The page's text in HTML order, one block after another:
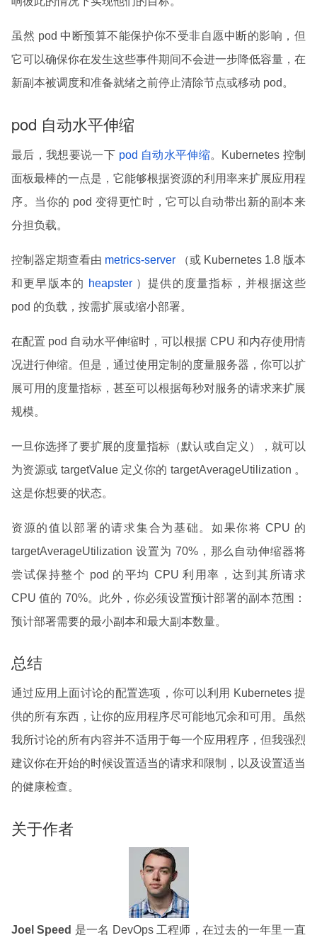
虽然 pod 中断预算不能保护你不受非自愿中断的影响，但
它可以确保你在发生这些事件期间不会进一步降低容量，在
新副本被调度和准备就绪之前停止清除节点或移动 pod。
pod 自动水平伸缩
最后，我想要说一下 pod 自动水平伸缩。Kubernetes 控制
面板最棒的一点是，它能够根据资源的利用率来扩展应用程
序。当你的 pod 变得更忙时，它可以自动带出新的副本来
分担负载。
控制器定期查看由 metrics-server
（或 Kubernetes 1.8 版本
和更早版本的 heapster ）提供的度量指标，并根据这些
pod 的负载，按需扩展或缩小部署。
在配置 pod 自动水平伸缩时，可以根据 CPU 和内存使用情
况进行伸缩。但是，通过使用定制的度量服务器，你可以扩
展可用的度量指标，甚至可以根据每秒对服务的请求来扩展
规模。
一旦你选择了要扩展的度量指标（默认或自定义），就可以
为资源或 targetValue 定义你的 targetAverageUtilization 。
这是你想要的状态。
资源的值以部署的请求集合为基础。如果你将 CPU 的
targetAverageUtilization 设置为 70%，那么自动伸缩器将
尝试保持整个 pod 的平均 CPU 利用率，达到其所请求
CPU 值的 70%。此外，你必须设置预计部署的副本范围：
预计部署需要的最小副本和最大副本数量。
总结
通过应用上面讨论的配置选项，你可以利用 Kubernetes 提
供的所有东西，让你的应用程序尽可能地冗余和可用。虽然
我所讨论的所有内容并不适用于每一个应用程序，但我强烈
建议你在开始的时候设置适当的请求和限制，以及设置适当
的健康检查。
关于作者
Joel Speed 是一名 DevOps 工程师，在过去的一年里一直